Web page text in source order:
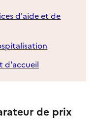
d'aide et de
d'accueil
de prix